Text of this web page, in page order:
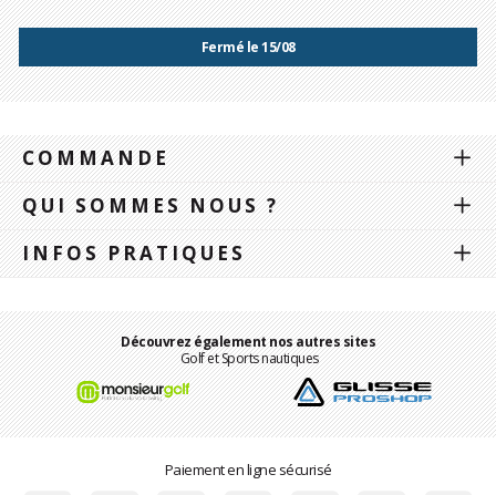
Fermé le 15/08
COMMANDE
QUI SOMMES NOUS ?
INFOS PRATIQUES
Découvrez également nos autres sites
Golf et Sports nautiques
Paiement en ligne sécurisé